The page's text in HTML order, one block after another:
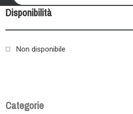
Disponibilità
Non disponibile
Categorie